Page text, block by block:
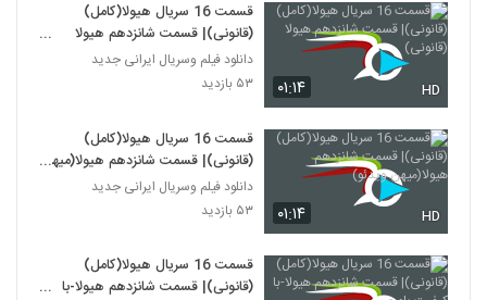
۰۱:۱۴ HD
قسمت 16 سریال هیولا(کامل)
(قانونی)| قسمت شانزدهم هیولا
(قانونی)
دانلود فیلم وسریال ایرانی جدید
۵۳ بازدید
۰۱:۱۴ HD
قسمت 16 سریال هیولا(کامل)
(قانونی)| قسمت شانزدهم هیولا(میهن
ویدئو)
دانلود فیلم وسریال ایرانی جدید
۵۳ بازدید
قسمت 16 سریال هیولا(کامل)
(قانونی)| قسمت شانزدهم هیولا-با